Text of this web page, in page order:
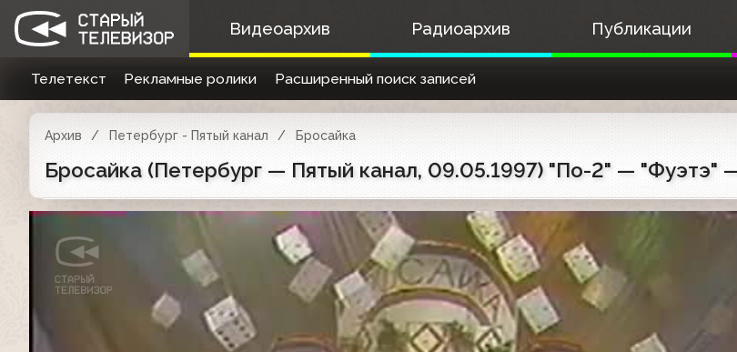
Видеоархив Радиоархив Публикации
Телетекст Рекламные ролики Расширенный поиск записей
Архив Петербург - Пятый канал Бросайка
Бросайка (Петербург — Пятый канал, 09.05.1997) "По-2" — "Фуэтэ"